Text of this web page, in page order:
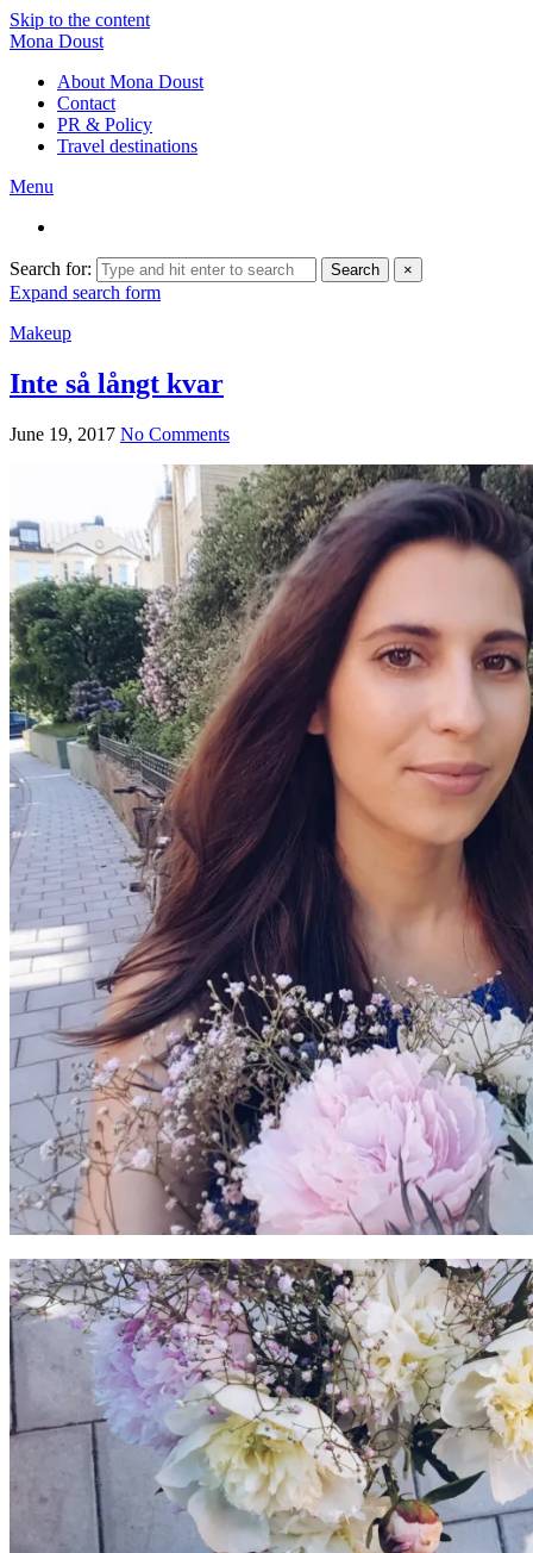
Skip to the content
Mona Doust
About Mona Doust
Contact
PR & Policy
Travel destinations
Menu
Search for: Search ×
Expand search form
Makeup
Inte så långt kvar
June 19, 2017 No Comments